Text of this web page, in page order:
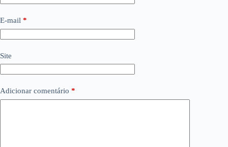
E-mail *
Site
Adicionar comentário *